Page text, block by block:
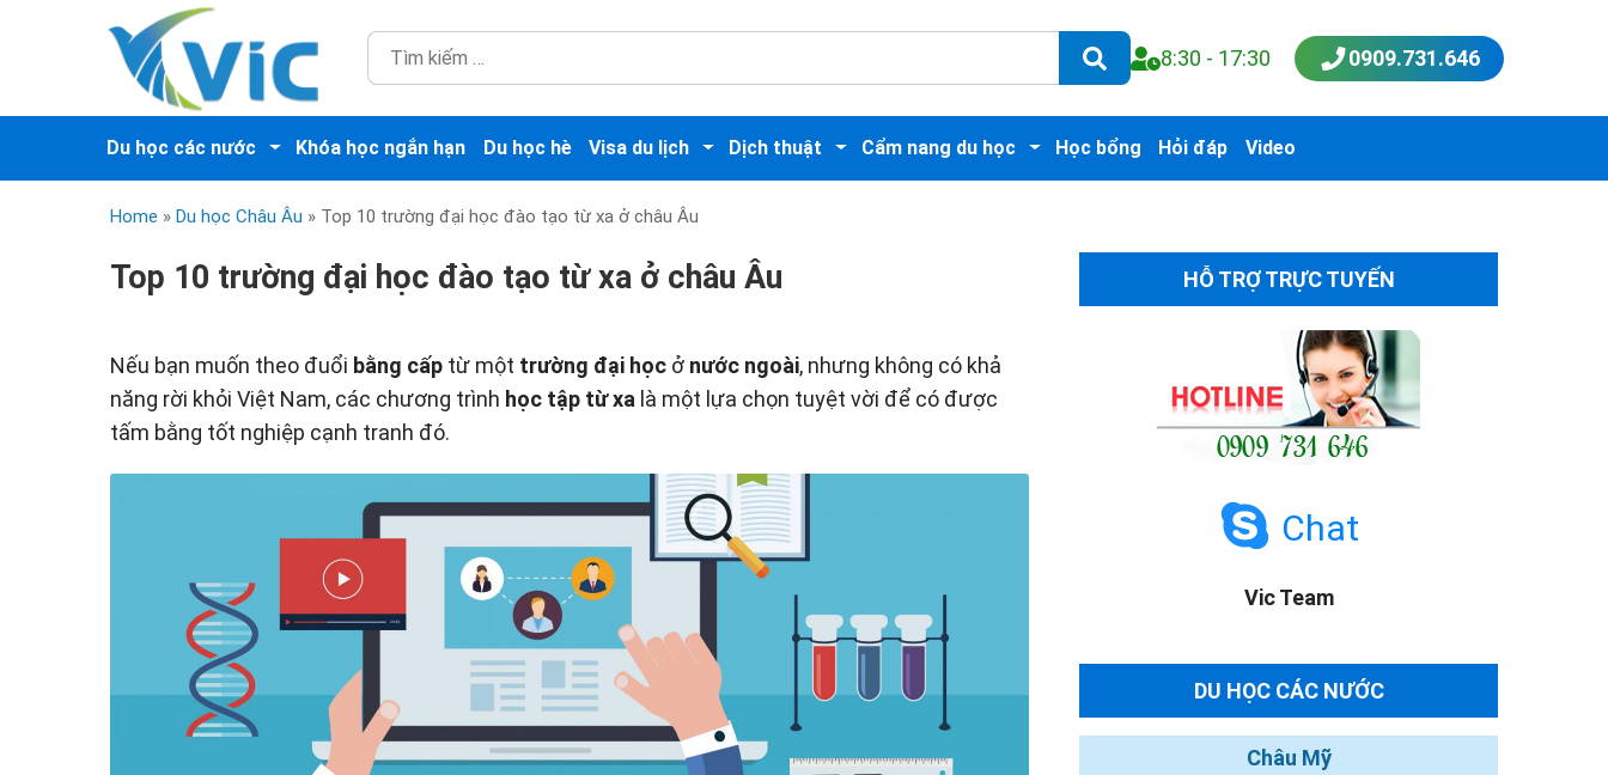
8:30 - 17:30 0909.731.646
Du học các nước Khóa học ngắn hạn Du học hè Visa du lịch Dịch thuật Cẩm nang du học Học bổng Hỏi đáp Video
Home » Du học Châu Âu » Top 10 trường đại học đào tạo từ xa ở châu Âu
Top 10 trường đại học đào tạo từ xa ở châu Âu
Nếu bạn muốn theo đuổi bằng cấp từ một trường đại học ở nước ngoài, nhưng không có khả
năng rời khỏi Việt Nam, các chương trình học tập từ xa là một lựa chọn tuyệt vời để có được
tấm bằng tốt nghiệp cạnh tranh đó.
HỖ TRỢ TRỰC TUYẾN
Chat
Vic Team
DU HỌC CÁC NƯỚC
Châu Mỹ